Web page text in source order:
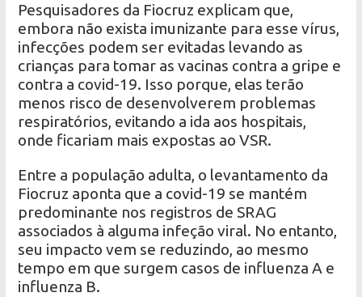
Pesquisadores da Fiocruz explicam que,
embora não exista imunizante para esse vírus,
infecções podem ser evitadas levando as
crianças para tomar as vacinas contra a gripe e
contra a covid-19. Isso porque, elas terão
menos risco de desenvolverem problemas
respiratórios, evitando a ida aos hospitais,
onde ficariam mais expostas ao VSR.
Entre a população adulta, o levantamento da
Fiocruz aponta que a covid-19 se mantém
predominante nos registros de SRAG
associados à alguma infeção viral. No entanto,
seu impacto vem se reduzindo, ao mesmo
tempo em que surgem casos de influenza A e
influenza B.